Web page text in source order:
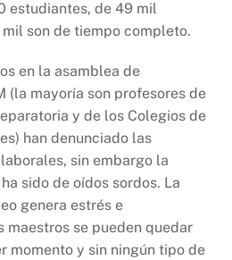
estudiantes, de 49 mil
son de tiempo completo.
en la asamblea de
(la mayoría son profesores de
y de los Colegios de
han denunciado las
sin embargo la
sido de oídos sordos. La
genera estrés e
maestros se pueden quedar
momento y sin ningún tipo de